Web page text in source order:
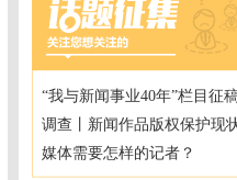
“我与新闻事业40年”栏目征
调查丨新闻作品版权保护现
媒体需要怎样的记者？